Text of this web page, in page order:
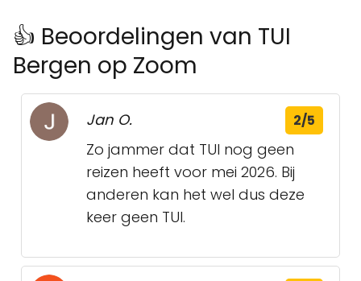
👍 Beoordelingen van TUI
Bergen op Zoom
Jan O. 2/5
Zo jammer dat TUI nog geen
reizen heeft voor mei 2026. Bij
anderen kan het wel dus deze
keer geen TUI.